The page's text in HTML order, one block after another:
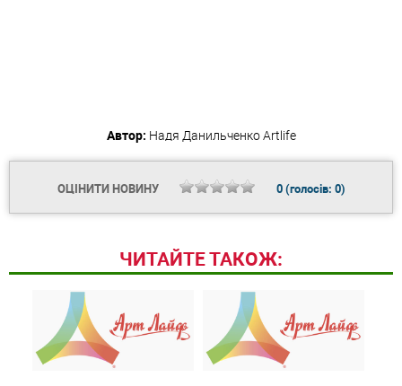
Автор: Надя ДанильченкоArtlife
ОЦІНИТИ НОВИНУ 0(голосів: 0)
ЧИТАЙТЕ ТАКОЖ: